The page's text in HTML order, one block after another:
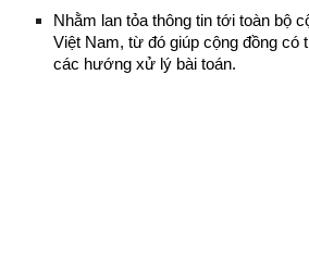
Nhằm lan tỏa thông tin tới toàn bộ
Việt Nam, từ đó giúp cộng đồng có
các hướng xử lý bài toán.